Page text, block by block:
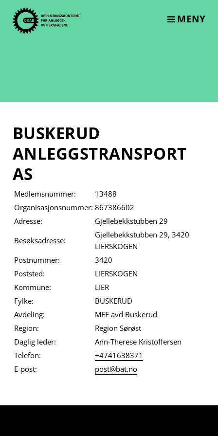
content
MENY
BUSKERUD
ANLEGGSTRANSPORT
AS
Medlemsnummer:
13488
Organisasjonsnummer: 867386602
Adresse:
Gjellebekkstubben 29
Besøksadresse:
Gjellebekkstubben 29, 3420
LIERSKOGEN
Postnummer:
3420
Poststed:
LIERSKOGEN
Kommune:
LIER
Fylke:
BUSKERUD
Avdeling:
MEF avd Buskerud
Region:
Region Sørøst
Daglig leder:
Ann-Therese Kristoffersen
Telefon:
+4741638371
E-post:
post@bat.no